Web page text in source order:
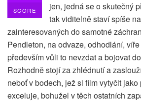
SCORE
jen, jedná se o skutečný
tak viditelně staví spíše
zainteresovaných do samotné
Pendleton, na odvaze, odhodlání,
především vůli to nevzdat a bojovat
Rozhodně stojí za zhlédnutí a
neboť v bodech, jež si film vytyčit
exceluje, bohužel v těch ostatních